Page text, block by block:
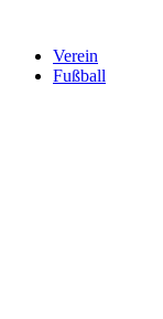
Verein
Fußball